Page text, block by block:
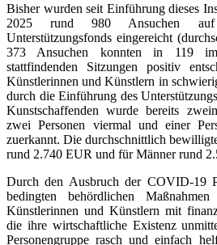
Bisher wurden seit Einführung dieses
2025 rund 980 Ansuchen
Unterstützungsfonds eingereicht
373 Ansuchen konnten in 119 im
stattfindenden Sitzungen positiv
Künstlerinnen und Künstlern in
durch die Einführung des
Kunstschaffenden wurde bereits
zwei Personen viermal und einer
zuerkannt. Die durchschnittlich
rund 2.740 EUR und für Männer rund
Durch den Ausbruch der COVID-19
bedingten behördlichen
Künstlerinnen und Künstlern mit
die ihre wirtschaftliche Existenz
Personengruppe rasch und einfach